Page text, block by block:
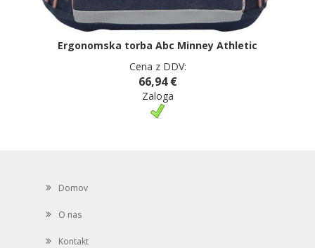
Ergonomska torba Abc Minney Athletic
Cena z DDV:
66,94 €
Zaloga
Domov
O nas
Kontakt